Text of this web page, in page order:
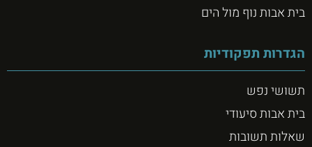
בית אבות נוף מול הים
הגדרות תפקודיות
תשושי נפש
בית אבות סיעודי
שאלות תשובות